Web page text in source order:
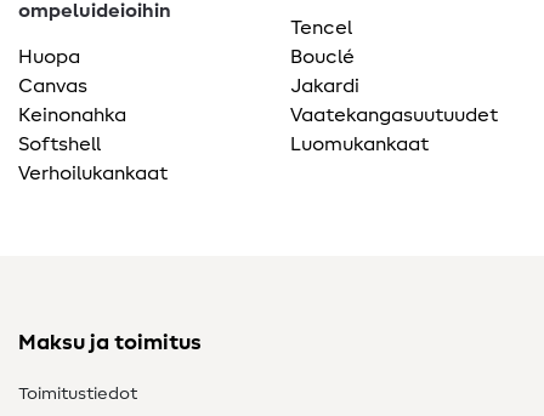
ompeluideioihin
Huopa
Canvas
Keinonahka
Softshell
Verhoilukankaat
Tencel
Bouclé
Jakardi
Vaatekangasuutuudet
Luomukankaat
Maksu ja toimitus
Toimitustiedot